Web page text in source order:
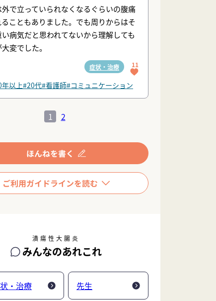
で立っていられなくなるぐらいの腹痛
こともありました。でも周りからはそ
い病気だと思われてないから理解しても
変でした。
症状・治療 11
以上#20代#看護師#コミュニケーション
1 2
潰瘍性大腸炎
みんなのあれこれ
・治療 先生